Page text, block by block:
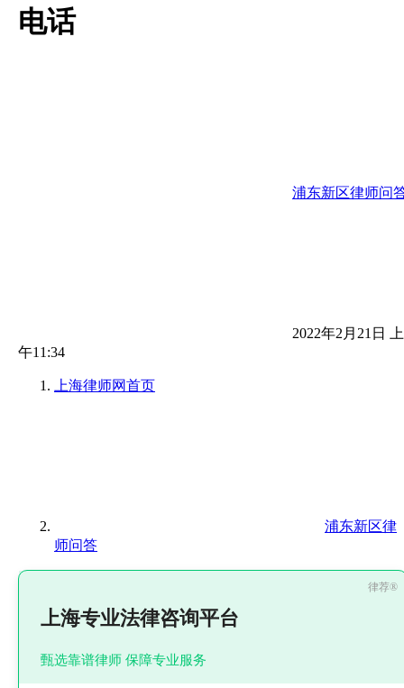
电话
浦东新区律师问
2022年2月21日 上
午11:34
上海律师网首页
浦东新区律
师问答
上海专业法律咨询平台
甄选靠谱律师 保障专业服务